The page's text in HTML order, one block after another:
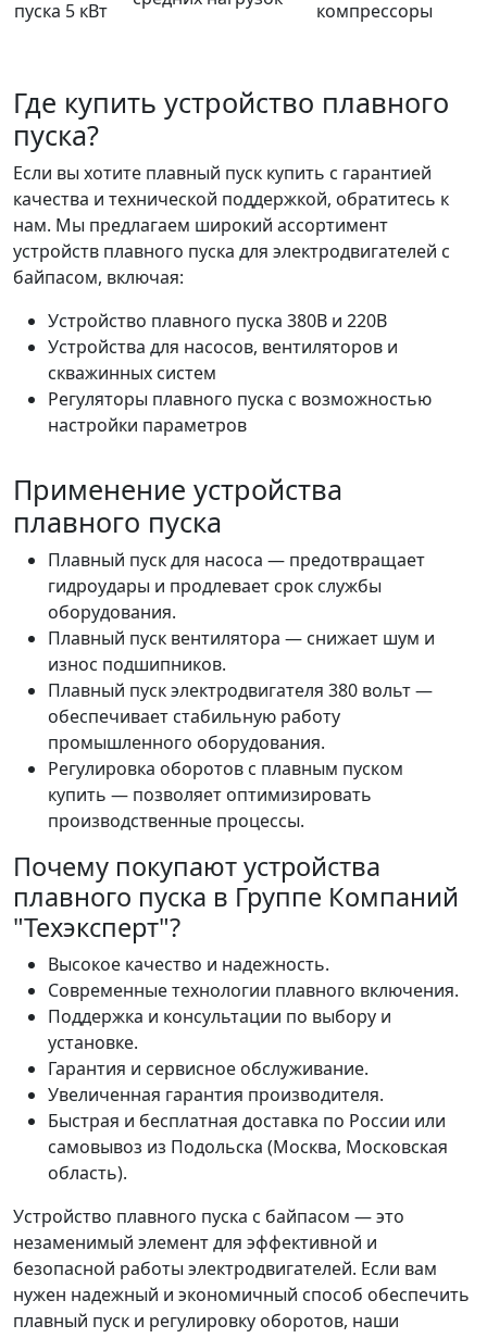
пуска 5 кВт
компрессоры
Где купить устройство плавного
пуска?
Если вы хотите плавный пуск купить с гарантией
качества и технической поддержкой, обратитесь к
нам. Мы предлагаем широкий ассортимент
устройств плавного пуска для электродвигателей с
байпасом, включая:
Устройство плавного пуска 380В и 220В
Устройства для насосов, вентиляторов и
скважинных систем
Регуляторы плавного пуска с возможностью
настройки параметров
Применение устройства
плавного пуска
Плавный пуск для насоса — предотвращает
гидроудары и продлевает срок службы
оборудования.
Плавный пуск вентилятора — снижает шум и
износ подшипников.
Плавный пуск электродвигателя 380 вольт —
обеспечивает стабильную работу
промышленного оборудования.
Регулировка оборотов с плавным пуском
купить — позволяет оптимизировать
производственные процессы.
Почему покупают устройства
плавного пуска в Группе Компаний
"Техэксперт"?
Высокое качество и надежность.
Современные технологии плавного включения.
Поддержка и консультации по выбору и
установке.
Гарантия и сервисное обслуживание.
Увеличенная гарантия производителя.
Быстрая и бесплатная доставка по России или
самовывоз из Подольска (Москва, Московская
область).
Устройство плавного пуска с байпасом — это
незаменимый элемент для эффективной и
безопасной работы электродвигателей. Если вам
нужен надежный и экономичный способ обеспечить
плавный пуск и регулировку оборотов, наши